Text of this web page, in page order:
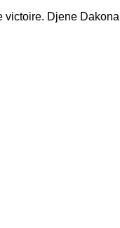
Djene